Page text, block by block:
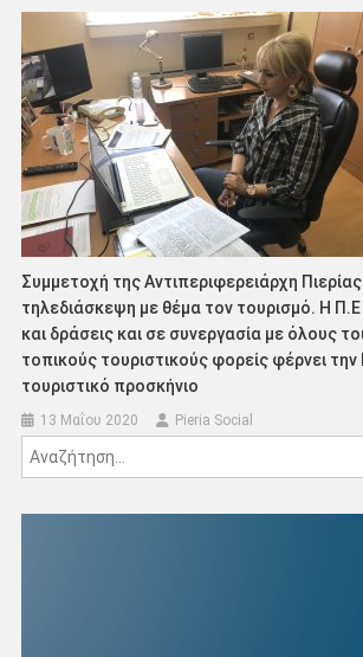
Συμμετοχή της Αντιπεριφερειάρχη
τηλεδιάσκεψη με θέμα τον τουρισμό. Η Π.Ε
και δράσεις και σε συνεργασία με όλους
τοπικούς τουριστικούς φορείς φέρνει την
τουριστικό προσκήνιο
13 Μαΐου 2020 Pieria Social